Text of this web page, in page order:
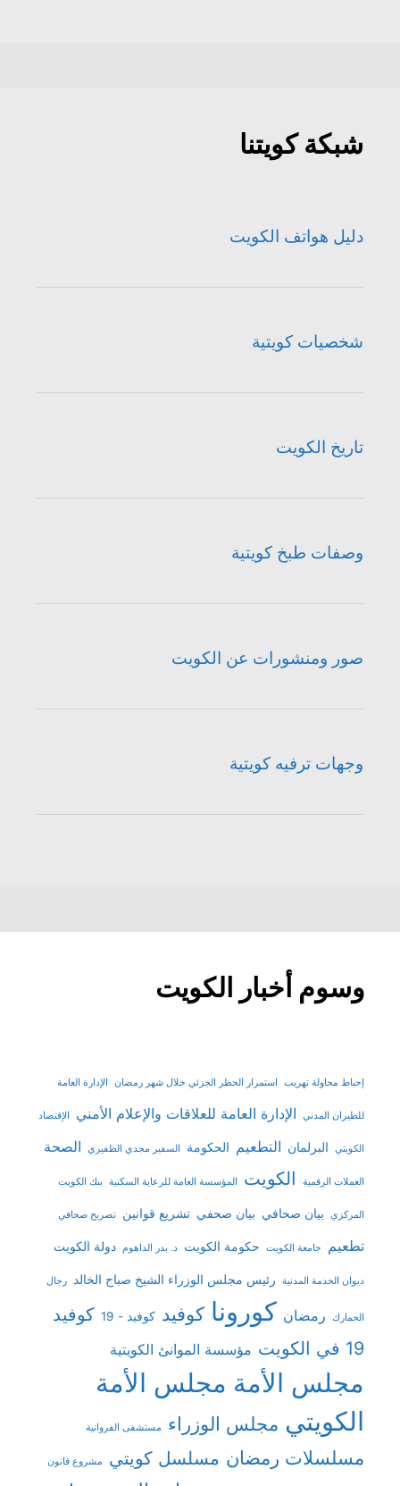
شبكة كويتنا
دليل هواتف الكويت
شخصيات كويتية
تاريخ الكويت
وصفات طبخ كويتية
صور ومنشورات عن الكويت
وجهات ترفيه كويتية
وسوم أخبار الكويت
إحباط محاولة تهريب استمرار الحظر الجزئي خلال شهر رمضان الإدارة العامة
للطيران المدني الإدارة العامة للعلاقات والإعلام الأمني الإقتصاد
الكويتي البرلمان التطعيم الحكومة السفير مجدي الظفيري الصحة
العملات الرقمية الكويت المؤسسة العامة للرعاية السكنية بنك الكويت
المركزي بيان صحافي بيان صحفي تشريع قوانين تصريح صحافي
تطعيم جامعة الكويت حكومة الكويت د. بدر الداهوم دولة الكويت
ديوان الخدمة المدنية رئيس مجلس الوزراء الشيخ صباح الخالد رجال
الجمارك رمضان كورونا كوفيد كوفيد - 19
كوفيد
19 في الكويت
مؤسسة الموانئ الكويتية
مجلس الأمة مجلس الأمة
الكويتي مجلس الوزراء مستشفى الفروانية
مسلسلات رمضان مسلسل كويتي مشروع قانون